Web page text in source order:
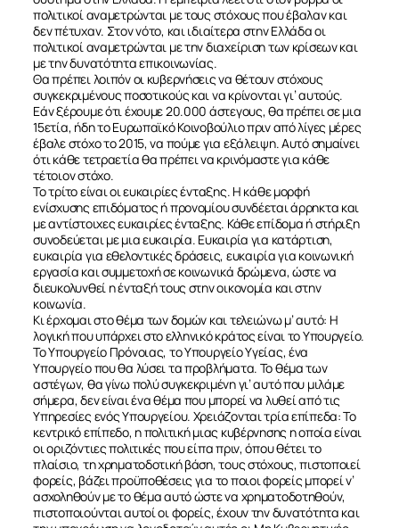
πολιτικοί αναμετρώνται με τους στόχους που έβαλαν και
δεν πέτυχαν. Στον νότο, και ιδιαίτερα στην Ελλάδα οι
πολιτικοί αναμετρώνται με την διαχείριση των κρίσεων και
με την δυνατότητα επικοινωνίας.
Θα πρέπει λοιπόν οι κυβερνήσεις να θέτουν στόχους
συγκεκριμένους ποσοτικούς και να κρίνονται γι’ αυτούς.
Εάν ξέρουμε ότι έχουμε 20.000 άστεγους, θα πρέπει σε μια
15ετία, ήδη το Ευρωπαϊκό Κοινοβούλιο πριν από λίγες μέρες
έβαλε στόχο το 2015, να πούμε για εξάλειψη. Αυτό σημαίνει
ότι κάθε τετραετία θα πρέπει να κρινόμαστε για κάθε
τέτοιον στόχο.
Το τρίτο είναι οι ευκαιρίες ένταξης. Η κάθε μορφή
ενίσχυσης επιδόματος ή προνομίου συνδέεται άρρηκτα και
με αντίστοιχες ευκαιρίες ένταξης. Κάθε επίδομα ή στήριξη
συνοδεύεται με μια ευκαιρία. Ευκαιρία για κατάρτιση,
ευκαιρία για εθελοντικές δράσεις, ευκαιρία για κοινωνική
εργασία και συμμετοχή σε κοινωνικά δρώμενα, ώστε να
διευκολυνθεί η ένταξή τους στην οικονομία και στην
κοινωνία.
Κι έρχομαι στο θέμα των δομών και τελειώνω μ’ αυτό: Η
λογική που υπάρχει στο ελληνικό κράτος είναι το Υπουργείο.
Το Υπουργείο Πρόνοιας, το Υπουργείο Υγείας, ένα
Υπουργείο που θα λύσει τα προβλήματα. Το θέμα των
αστέγων, θα γίνω πολύ συγκεκριμένη γι’ αυτό που μιλάμε
σήμερα, δεν είναι ένα θέμα που μπορεί να λυθεί από τις
Υπηρεσίες ενός Υπουργείου. Χρειάζονται τρία επίπεδα: Το
κεντρικό επίπεδο, η πολιτική μιας κυβέρνησης η οποία είναι
οι οριζόντιες πολιτικές που είπα πριν, όπου θέτει το
πλαίσιο, τη χρηματοδοτική βάση, τους στόχους, πιστοποιεί
φορείς, βάζει προϋποθέσεις για το ποιοι φορείς μπορεί ν’
ασχοληθούν με το θέμα αυτό ώστε να χρηματοδοτηθούν,
πιστοποιούνται αυτοί οι φορείς, έχουν την δυνατότητα και